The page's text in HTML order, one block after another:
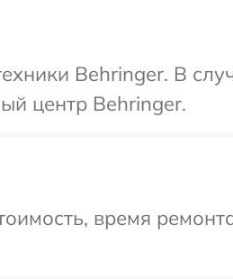
Behringer. В
центр Behringer.
время